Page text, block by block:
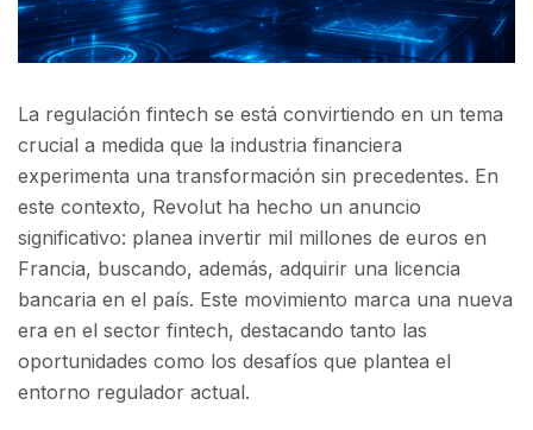
La regulación fintech se está convirtiendo en un tema
crucial a medida que la industria financiera
experimenta una transformación sin precedentes. En
este contexto, Revolut ha hecho un anuncio
significativo: planea invertir mil millones de euros en
Francia, buscando, además, adquirir una licencia
bancaria en el país. Este movimiento marca una nueva
era en el sector fintech, destacando tanto las
oportunidades como los desafíos que plantea el
entorno regulador actual.